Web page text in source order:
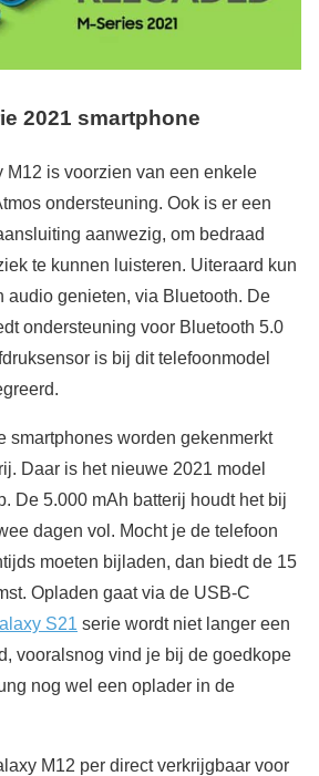
2021 smartphone
M12 is voorzien van een enkele
ondersteuning. Ook is er een
aanwezig, om bedraad
te kunnen luisteren. Uiteraard kun
audio genieten, via Bluetooth. De
ondersteuning voor Bluetooth 5.0
is bij dit telefoonmodel
smartphones worden gekenmerkt
Daar is het nieuwe 2021 model
De 5.000 mAh batterij houdt het bij
dagen vol. Mocht je de telefoon
moeten bijladen, dan biedt de 15
Opladen gaat via de USB-C
S21 serie wordt niet langer een
vooralsnog vind je bij de goedkope
nog wel een oplader in de
M12 per direct verkrijgbaar voor